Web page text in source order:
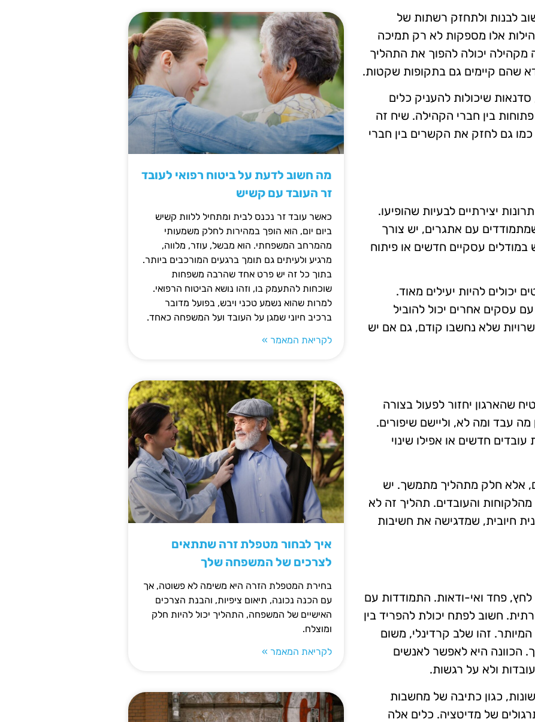
לבנות ולתחזק רשתות של
אלו מספקות לא רק תמיכה
יכולה להפוך את התהליך
שהם קיימים גם בתקופות שקטות.
שיכולות להעניק כלים
בין חברי הקהילה. שיח זה
גם לחזק את הקשרים בין חברי
יצירתיים לבעיות שהופיעו.
עם אתגרים, יש צורך
עסקיים חדשים או פיתוח
יכולים להיות יעילים מאוד.
עסקים אחרים יכול להוביל
שלא נחשבו קודם, גם אם יש
שהארגון יחזור לפעול בצורה
עבד ומה לא, וליישם שיפורים.
חדשים או אפילו שינוי
אלא חלק מתהליך מתמשך. יש
והעובדים. תהליך זה לא
חיובית, שמדגישה את חשיבות
לחץ, פחד ואי-ודאות. התמודדות עם
חשוב לפתח יכולת להפריד בין
זהו שלב קרדינלי, משום
הכוונה היא לאפשר לאנשים
ולא על רגשות.
כגון כתיבה של מחשבות
של מדיטציה. כלים אלה
מה חשוב לדעת על ביטוח רפואי לעובד
זר העובד עם קשיש
כאשר עובד זר נכנס לבית ומתחיל ללוות קשיש
ביום יום, הוא הופך במהירות לחלק משמעותי
מהמרחב המשפחתי. הוא מבשל, עוזר, מלווה,
מרגיע ולעיתים גם תומך ברגעים המורכבים ביותר.
בתוך כל זה יש פרט אחד שהרבה משפחות
שוכחות להתעמק בו, וזהו נושא הביטוח הרפואי.
למרות שהוא נשמע טכני ויבש, בפועל מדובר
ברכיב חיוני שמגן על העובד ועל המשפחה כאחד.
לקריאת המאמר »
איך לבחור מטפלת זרה שתתאים
לצרכים של המשפחה שלך
בחירת המטפלת הזרה היא משימה לא פשוטה, אך
עם הכנה נכונה, תיאום ציפיות, והבנת הצרכים
האישיים של המשפחה, התהליך יכול להיות חלק
ומוצלח.
לקריאת המאמר »